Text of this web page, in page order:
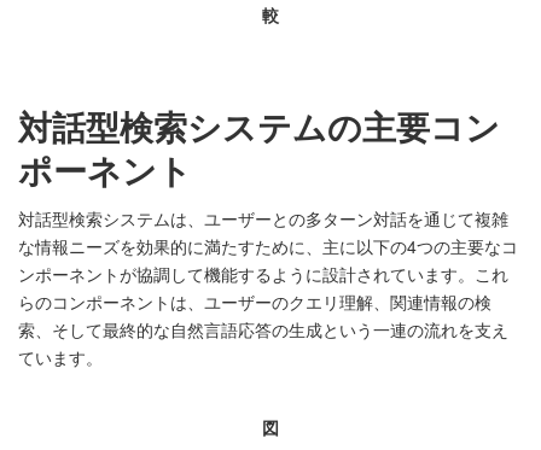
較
対話型検索システムの主要コン
ポーネント
対話型検索システムは、ユーザーとの多ターン対話を通じて複雑
な情報ニーズを効果的に満たすために、主に以下の4つの主要なコ
ンポーネントが協調して機能するように設計されています。これ
らのコンポーネントは、ユーザーのクエリ理解、関連情報の検
索、そして最終的な自然言語応答の生成という一連の流れを支え
ています。
図